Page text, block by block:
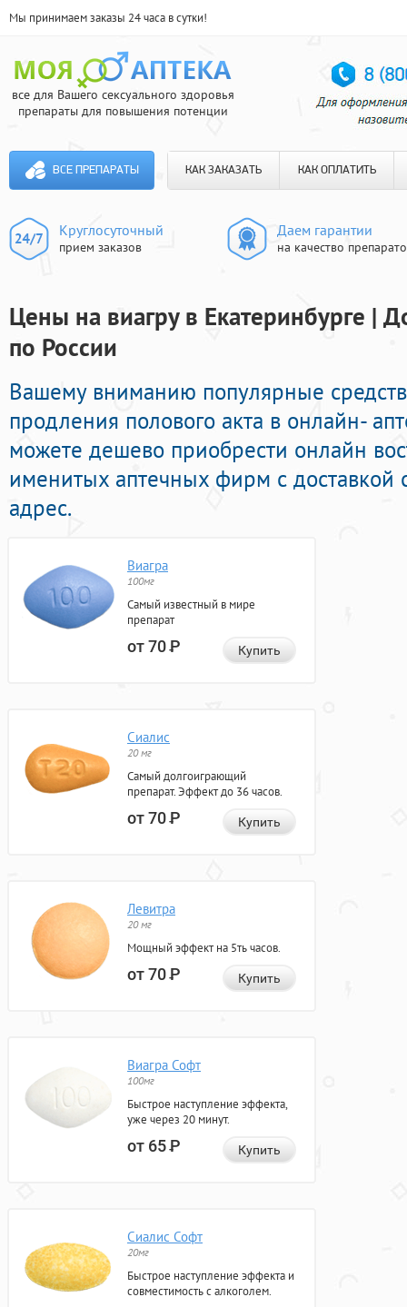
Мы принимаем заказы 24 часа в сутки!
все для Вашего сексуального здоровья
препараты для повышения потенции
ВСЕ ПРЕПАРАТЫ КАК ЗАКАЗАТЬ КАК ОПЛАТИТЬ
Круглосуточный
прием заказов
Даем гарантии
на качество
Цены на виагру в Екатеринбурге |
по России
Вашему вниманию популярные
продления полового акта в онлайн-
можете дешево приобрести онлайн
именитых аптечных фирм с доставкой
адрес.
Виагра
100мг
Самый известный в мире
препарат
от 70Р Купить
Сиалис
20 мг
Самый долгоиграющий
препарат. Эффект до 36 часов.
от 70Р Купить
Левитра
20 мг
Мощный эффект на 5ть часов.
от 70Р Купить
Виагра Софт
100мг
Быстрое наступление эффекта,
уже через 20 минут.
от 65Р Купить
Сиалис Софт
20мг
Быстрое наступление эффекта и
совместимость с алкоголем.